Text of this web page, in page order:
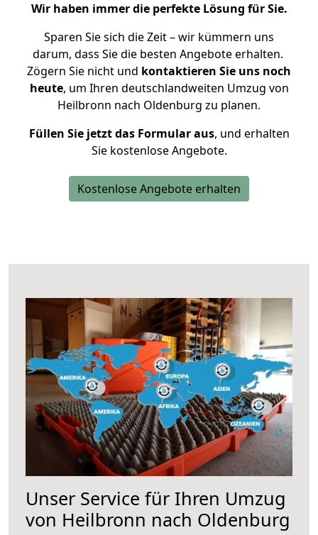
Wir haben immer die perfekte Lösung für Sie.
Sparen Sie sich die Zeit – wir kümmern uns
darum, dass Sie die besten Angebote erhalten.
Zögern Sie nicht und kontaktieren Sie uns noch
heute, um Ihren deutschlandweiten Umzug von
Heilbronn nach Oldenburg zu planen.
Füllen Sie jetzt das Formular aus, und erhalten
Sie kostenlose Angebote.
Kostenlose Angebote erhalten
Unser Service für Ihren Umzug
von Heilbronn nach Oldenburg